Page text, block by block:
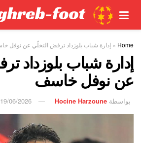
Home
» إدارة شباب بلوزداد ترفض التخلّي عن نوفل
إدارة شباب بلوزداد
عن نوفل خاسف
بواسطة Hocine Harzoune
19/06/2026